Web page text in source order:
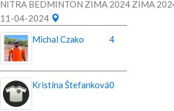
NITRA BEDMINTON ZIMA 2024 ZIMA
11-04-2024
Michal Czako
4
Kristína Štefanková0